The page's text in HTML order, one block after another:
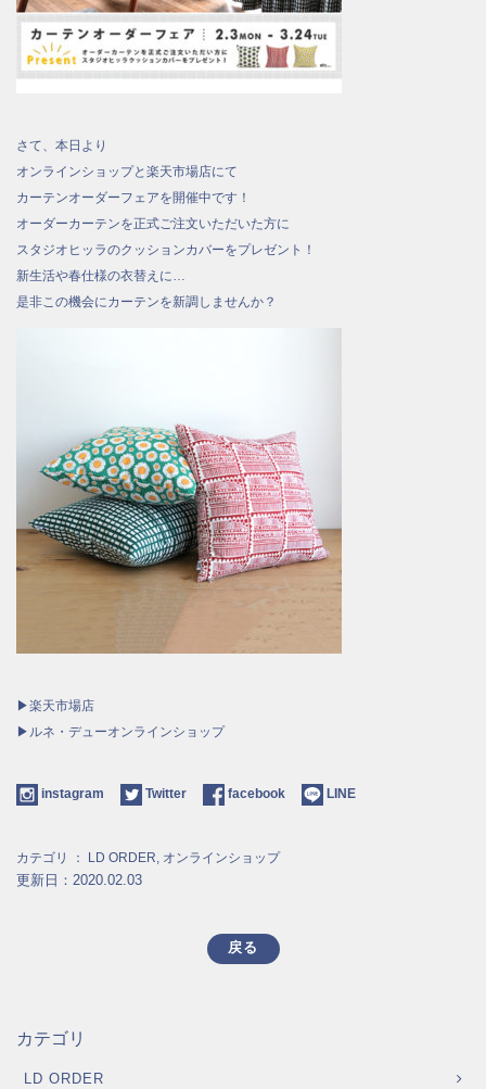
さて、本日より
オンラインショップと楽天市場店にて
カーテンオーダーフェアを開催中です！
オーダーカーテンを正式ご注文いただいた方に
スタジオヒッラのクッションカバーをプレゼント！
新生活や春仕様の衣替えに…
是非この機会にカーテンを新調しませんか？
▶楽天市場店
▶ルネ・デューオンラインショップ
instagram Twitter facebook LINE
カテゴリ ： LD ORDER, オンラインショップ
更新日：2020.02.03
戻る
カテゴリ
LD ORDER